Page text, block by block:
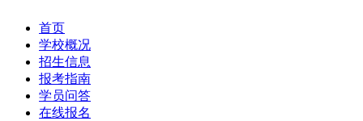
首页
学校概况
招生信息
报考指南
学员问答
在线报名